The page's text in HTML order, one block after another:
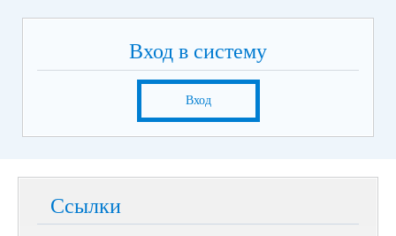
Вход в систему
Вход
Ссылки